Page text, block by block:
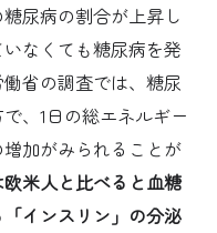
尿病の割合が上昇し
なくても糖尿病を発
省の調査では、糖尿
、1日の総エネルギー
加がみられることが
欧米人と比べると血糖
インスリン」の分泌